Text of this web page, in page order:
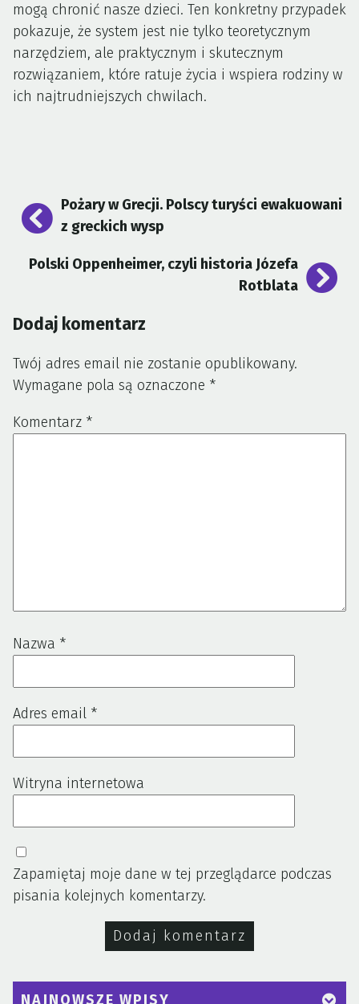
mogą chronić nasze dzieci. Ten konkretny przypadek
pokazuje, że system jest nie tylko teoretycznym
narzędziem, ale praktycznym i skutecznym
rozwiązaniem, które ratuje życia i wspiera rodziny w
ich najtrudniejszych chwilach.
Nawigacja
wpisu
Pożary w Grecji. Polscy turyści ewakuowani
z greckich wysp
Polski Oppenheimer, czyli historia Józefa
Rotblata
Dodaj komentarz
Twój adres email nie zostanie opublikowany.
Wymagane pola są oznaczone *
Komentarz *
Nazwa *
Adres email *
Witryna internetowa
Zapamiętaj moje dane w tej przeglądarce podczas
pisania kolejnych komentarzy.
NAJNOWSZE WPISY